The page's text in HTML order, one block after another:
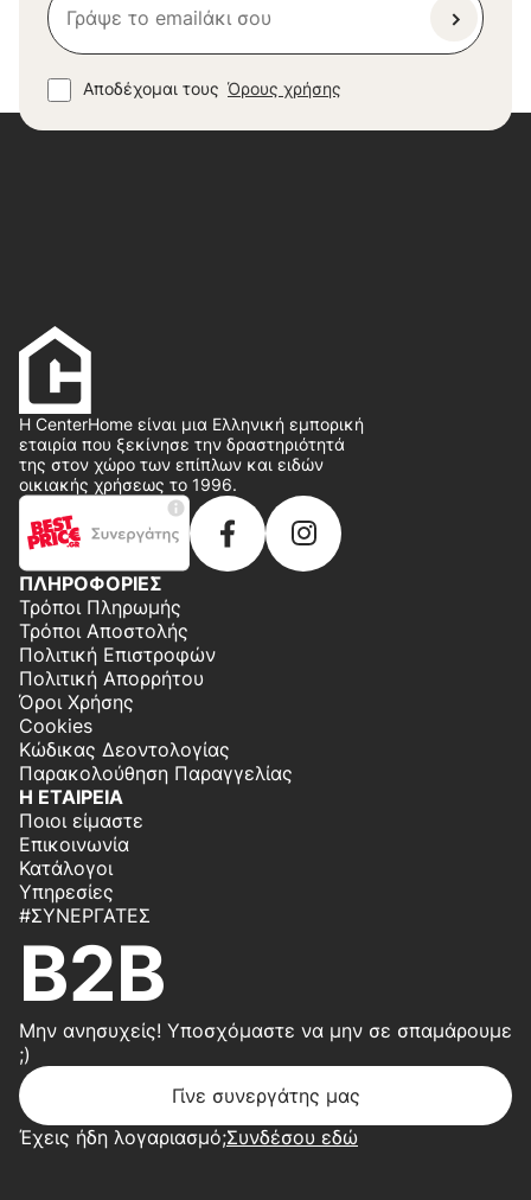
Αποδέχομαι τους Όρους χρήσης
Η CenterHome είναι μια Ελληνική εμπορική
εταιρία που ξεκίνησε την δραστηριότητά
της στον χώρο των επίπλων και ειδών
οικιακής χρήσεως το 1996.
ΠΛΗΡΟΦΟΡΙΕΣ
Τρόποι Πληρωμής
Τρόποι Αποστολής
Πολιτική Επιστροφών
Πολιτική Απορρήτου
Όροι Χρήσης
Cookies
Κώδικας Δεοντολογίας
Παρακολούθηση Παραγγελίας
Η ΕΤΑΙΡΕΙΑ
Ποιοι είμαστε
Επικοινωνία
Κατάλογοι
Υπηρεσίες
#ΣΥΝΕΡΓΆΤΕΣ
B2B
Μην ανησυχείς! Υποσχόμαστε να μην σε σπαμάρουμε
;)
Γίνε συνεργάτης μας
Έχεις ήδη λογαριασμό;Συνδέσου εδώ